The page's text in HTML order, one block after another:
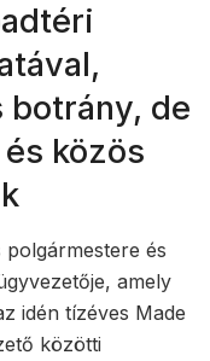
de
közös
polgármestere és
amely
idén tízéves Made
közötti